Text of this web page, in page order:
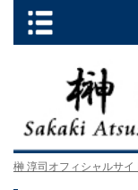
榊 淳司オフィシャルサイ